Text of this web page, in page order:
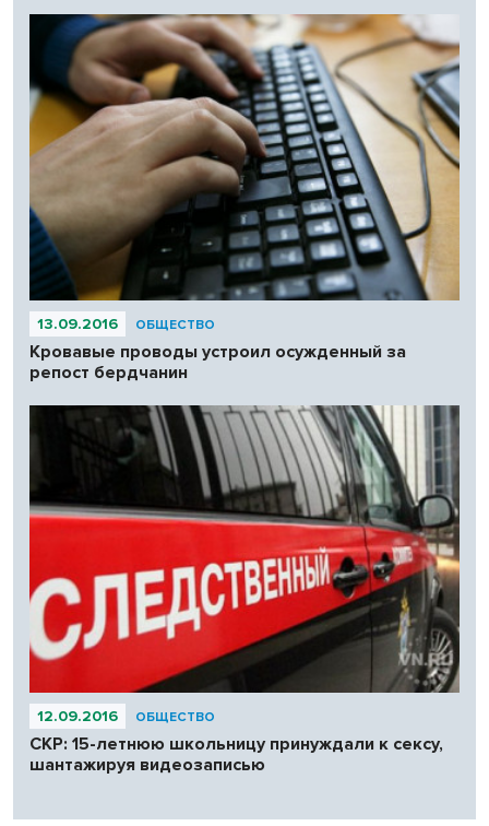
13.09.2016 ОБЩЕСТВО
Кровавые проводы устроил осужденный за
репост бердчанин
12.09.2016 ОБЩЕСТВО
СКР: 15-летнюю школьницу принуждали к сексу,
шантажируя видеозаписью